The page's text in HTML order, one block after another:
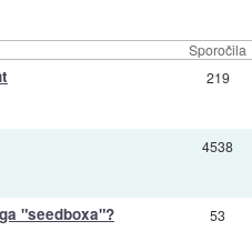
Sporočila
219
4538
"seedboxa"? 53